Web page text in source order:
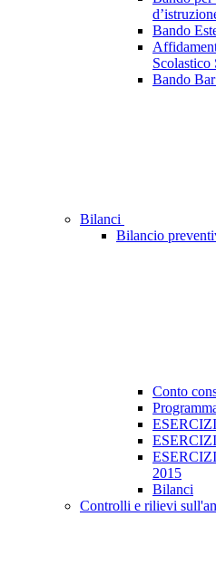
Bando
Bando
Bilanci
Bilancio
Conto
2015
Bilanci
Controlli e rilievi